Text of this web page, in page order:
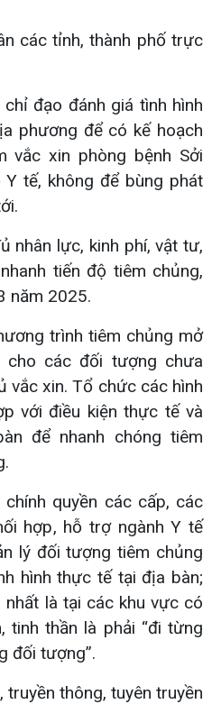
các tỉnh, thành phố trực
đạo đánh giá tình hình
phương để có kế hoạch
vắc xin phòng bệnh Sởi
tế, không để bùng phát
nhân lực, kinh phí, vật tư,
tiến độ tiêm chủng,
năm 2025.
trình tiêm chủng mở
cho các đối tượng chưa
vắc xin. Tổ chức các hình
với điều kiện thực tế và
để nhanh chóng tiêm
quyền các cấp, các
hợp, hỗ trợ ngành Y tế
lý đối tượng tiêm chủng
hình thực tế tại địa bàn;
là tại các khu vực có
tinh thần là phải “đi từng
đối tượng”.
thông, tuyên truyền